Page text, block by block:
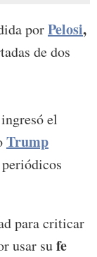
porPelosi,
de dos
el
Trump
para criticar
usar sufe